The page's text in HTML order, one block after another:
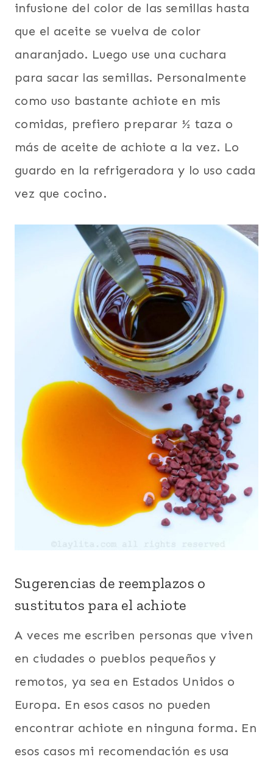
infusione del color de las semillas hasta
que el aceite se vuelva de color
anaranjado. Luego use una cuchara
para sacar las semillas. Personalmente
como uso bastante achiote en mis
comidas, prefiero preparar ½ taza o
más de aceite de achiote a la vez. Lo
guardo en la refrigeradora y lo uso cada
vez que cocino.
Sugerencias de reemplazos o
sustitutos para el achiote
A veces me escriben personas que viven
en ciudades o pueblos pequeños y
remotos, ya sea en Estados Unidos o
Europa. En esos casos no pueden
encontrar achiote en ninguna forma. En
esos casos mi recomendación es usa